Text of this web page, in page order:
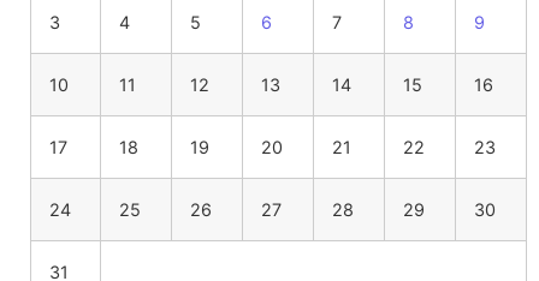
3 4 5 6 7 8 9
10 11 12 13 14 15 16
17 18 19 20 21 22 23
24 25 26 27 28 29 30
31